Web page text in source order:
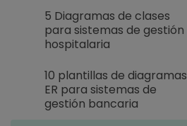
5 Diagramas de clases
para sistemas de gestión
hospitalaria
10 plantillas de diagramas
ER para sistemas de
gestión bancaria